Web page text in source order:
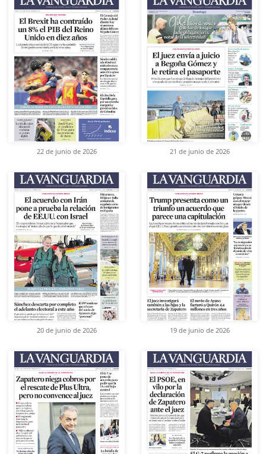
22 de junio de 2026 21 de junio de 2026
20 de junio de 2026 19 de junio de 2026